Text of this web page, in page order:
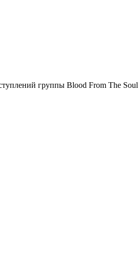
группы Blood From The Soul